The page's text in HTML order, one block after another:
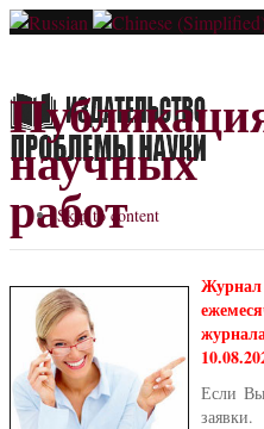
научных
работ
Skip to content
Журнал
Если Вы
заявки.